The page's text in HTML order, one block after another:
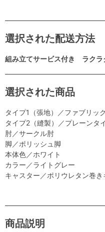
選択された配送方法
組み立てサービス付き ラクラ
選択された商品
タイプ1（張地）／ファブリッ
タイプ2（縫製）／プレーンタ
肘／サークル肘
脚／ポリッシュ脚
本体色／ホワイト
カラー／ライトグレー
キャスター／ポリウレタン巻き
商品説明